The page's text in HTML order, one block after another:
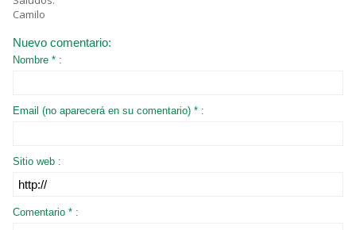
Camilo
Nuevo comentario:
Nombre * :
Email (no aparecerá en su comentario) * :
Sitio web :
Comentario * :